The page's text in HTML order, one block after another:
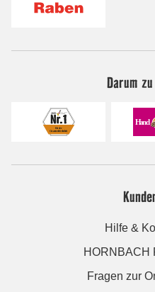
Darum zu
Hilfe &
HORNBACH
Fragen zur